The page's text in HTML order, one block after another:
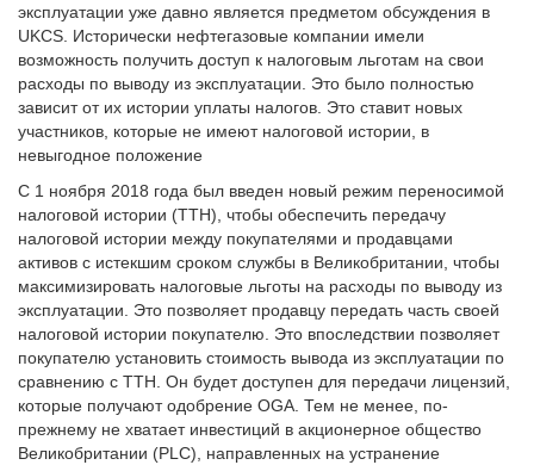
эксплуатации уже давно является предметом обсуждения в
UKCS. Исторически нефтегазовые компании имели
возможность получить доступ к налоговым льготам на свои
расходы по выводу из эксплуатации. Это было полностью
зависит от их истории уплаты налогов. Это ставит новых
участников, которые не имеют налоговой истории, в
невыгодное положение
С 1 ноября 2018 года был введен новый режим переносимой
налоговой истории (TTH), чтобы обеспечить передачу
налоговой истории между покупателями и продавцами
активов с истекшим сроком службы в Великобритании, чтобы
максимизировать налоговые льготы на расходы по выводу из
эксплуатации. Это позволяет продавцу передать часть своей
налоговой истории покупателю. Это впоследствии позволяет
покупателю установить стоимость вывода из эксплуатации по
сравнению с TTH. Он будет доступен для передачи лицензий,
которые получают одобрение OGA. Тем не менее, по-
прежнему не хватает инвестиций в акционерное общество
Великобритании (PLC), направленных на устранение